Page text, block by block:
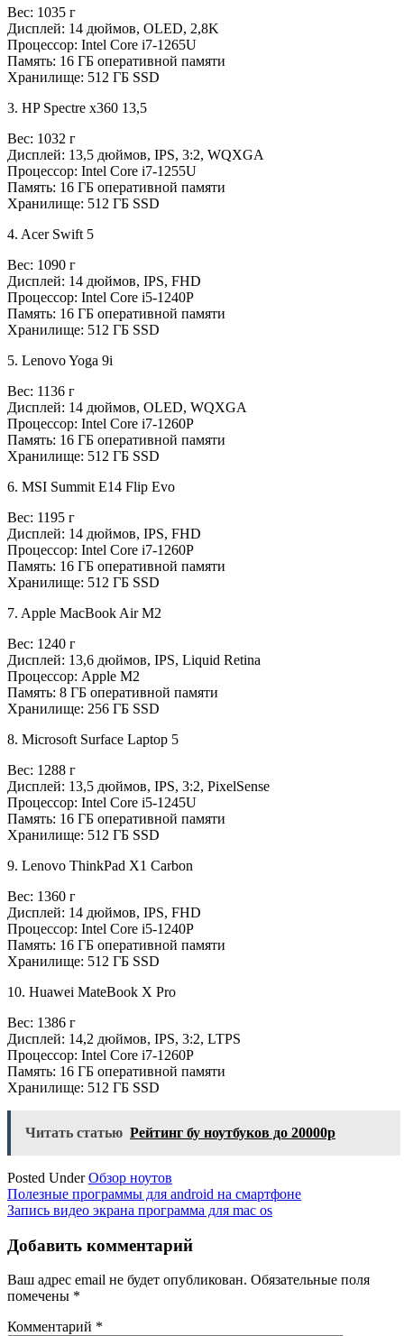
Вес: 1035 г
Дисплей: 14 дюймов, OLED, 2,8K
Процессор: Intel Core i7-1265U
Память: 16 ГБ оперативной памяти
Хранилище: 512 ГБ SSD
3. HP Spectre x360 13,5
Вес: 1032 г
Дисплей: 13,5 дюймов, IPS, 3:2, WQXGA
Процессор: Intel Core i7-1255U
Память: 16 ГБ оперативной памяти
Хранилище: 512 ГБ SSD
4. Acer Swift 5
Вес: 1090 г
Дисплей: 14 дюймов, IPS, FHD
Процессор: Intel Core i5-1240P
Память: 16 ГБ оперативной памяти
Хранилище: 512 ГБ SSD
5. Lenovo Yoga 9i
Вес: 1136 г
Дисплей: 14 дюймов, OLED, WQXGA
Процессор: Intel Core i7-1260P
Память: 16 ГБ оперативной памяти
Хранилище: 512 ГБ SSD
6. MSI Summit E14 Flip Evo
Вес: 1195 г
Дисплей: 14 дюймов, IPS, FHD
Процессор: Intel Core i7-1260P
Память: 16 ГБ оперативной памяти
Хранилище: 512 ГБ SSD
7. Apple MacBook Air M2
Вес: 1240 г
Дисплей: 13,6 дюймов, IPS, Liquid Retina
Процессор: Apple M2
Память: 8 ГБ оперативной памяти
Хранилище: 256 ГБ SSD
8. Microsoft Surface Laptop 5
Вес: 1288 г
Дисплей: 13,5 дюймов, IPS, 3:2, PixelSense
Процессор: Intel Core i5-1245U
Память: 16 ГБ оперативной памяти
Хранилище: 512 ГБ SSD
9. Lenovo ThinkPad X1 Carbon
Вес: 1360 г
Дисплей: 14 дюймов, IPS, FHD
Процессор: Intel Core i5-1240P
Память: 16 ГБ оперативной памяти
Хранилище: 512 ГБ SSD
10. Huawei MateBook X Pro
Вес: 1386 г
Дисплей: 14,2 дюймов, IPS, 3:2, LTPS
Процессор: Intel Core i7-1260P
Память: 16 ГБ оперативной памяти
Хранилище: 512 ГБ SSD
Читать статью Рейтинг бу ноутбуков до 20000р
Posted UnderОбзор ноутов
Навигация
по
записям
Полезные программы для android на смартфоне
Запись видео экрана программа для mac os
Добавить комментарий
Ваш адрес email не будет опубликован. Обязательные поля
помечены *
Комментарий *